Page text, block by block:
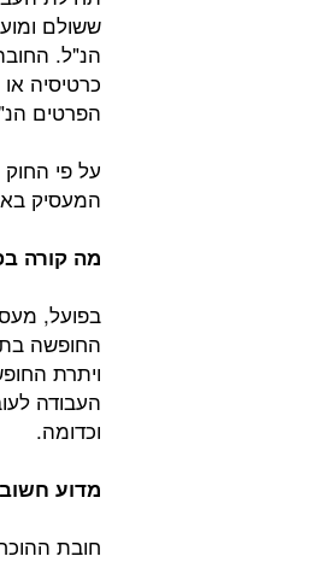
ששולם
הנ"ל.
כרטיסיה
הפרטים
על פי
המעסיק
מה קורה
בפועל,
החופשה
ויתרת
העבודה
וכדומה.
מדוע
חובת